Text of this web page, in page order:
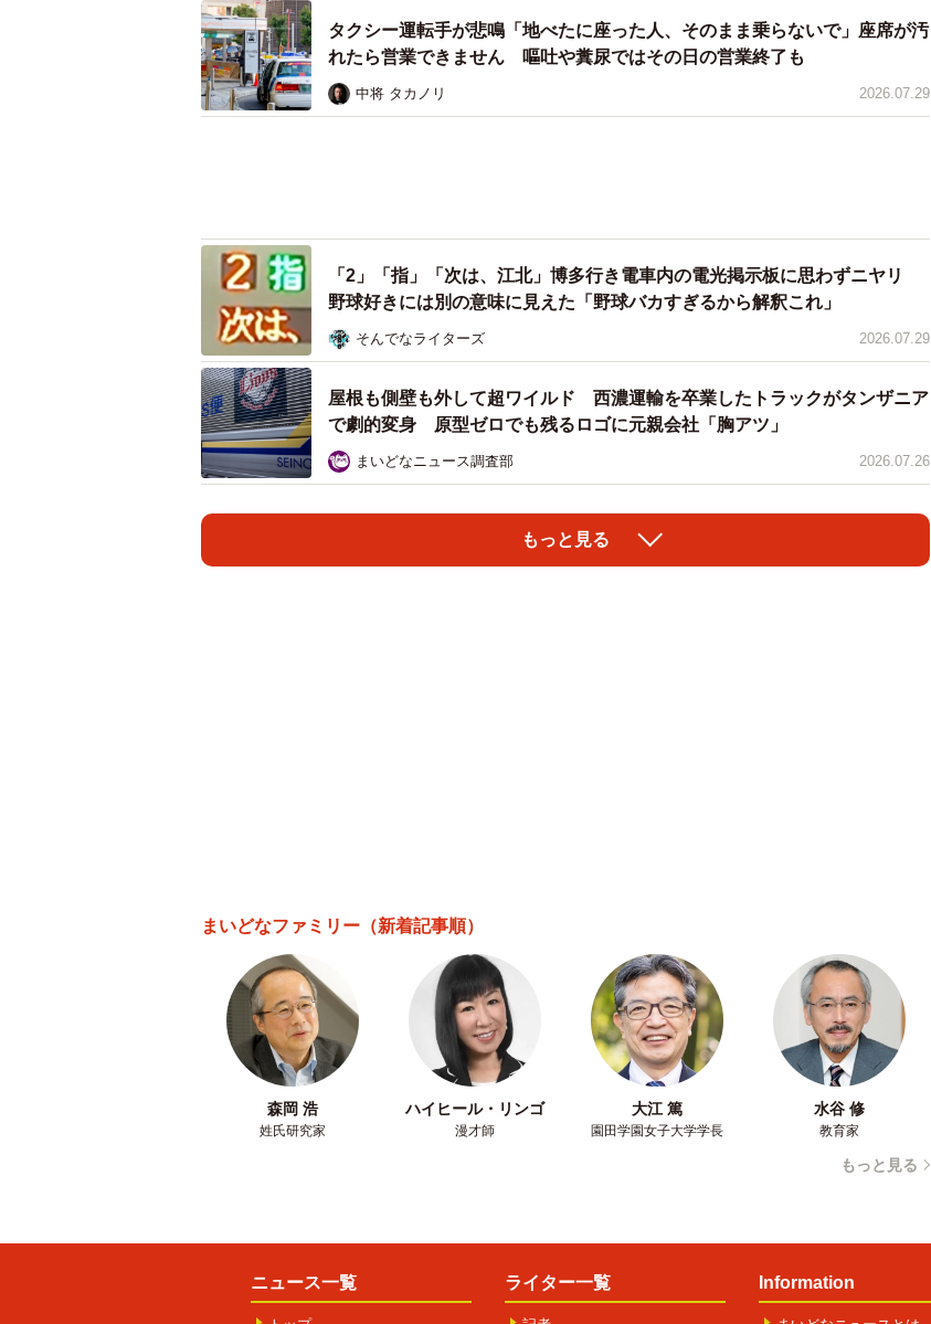
タクシー運転手が悲鳴「地べたに座った人、そのまま乗らないで」座席が汚
れたら営業できません 嘔吐や糞尿ではその日の営業終了も
中将 タカノリ 2026.07.29
「2」「指」「次は、江北」博多行き電車内の電光掲示板に思わずニヤリ
野球好きには別の意味に見えた「野球バカすぎるから解釈これ」
そんでなライターズ 2026.07.29
屋根も側壁も外して超ワイルド 西濃運輸を卒業したトラックがタンザニア
で劇的変身 原型ゼロでも残るロゴに元親会社「胸アツ」
まいどなニュース調査部 2026.07.26
もっと見る
まいどなファミリー （新着記事順）
森岡 浩
姓氏研究家
ハイヒール・リンゴ
漫才師
大江 篤
園田学園女子大学学長
水谷 修
教育家
もっと見る
ニュース一覧 ライター一覧 Information